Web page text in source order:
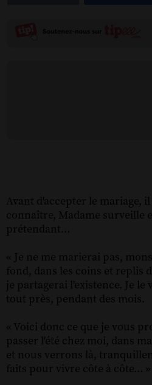
Avant d'accepter le mariage,
connaître, Madame surveille
prétendant...
« Je ne me marierai pas,
fond, dans les coins et replis
je partagerai l'existence. Je le
tout près, pendant des mois.
« Voici donc ce que je vous
passer l'été chez moi, dans
et nous verrons là,
faits pour vivre côte à côte... »